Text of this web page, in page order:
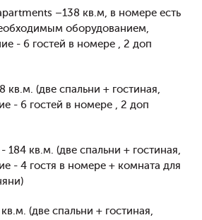
–138 кв.м, в номере есть
оборудованием,
- 6 гостей в номере , 2 доп
кв.м. (две спальни + гостиная,
- 6 гостей в номере , 2 доп
184 кв.м. (две спальни + гостиная,
- 4 гостя в номере + комната для
(две спальни + гостиная,